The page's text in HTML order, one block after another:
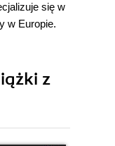
się w
w Europie.
z